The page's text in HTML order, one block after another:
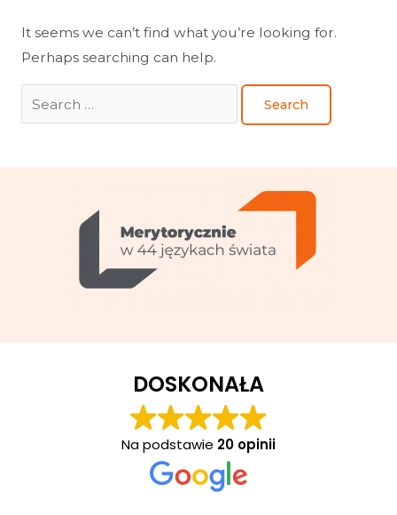
It seems we can’t find what you’re looking for.
Perhaps searching can help.
DOSKONAŁA
Na podstawie 20 opinii